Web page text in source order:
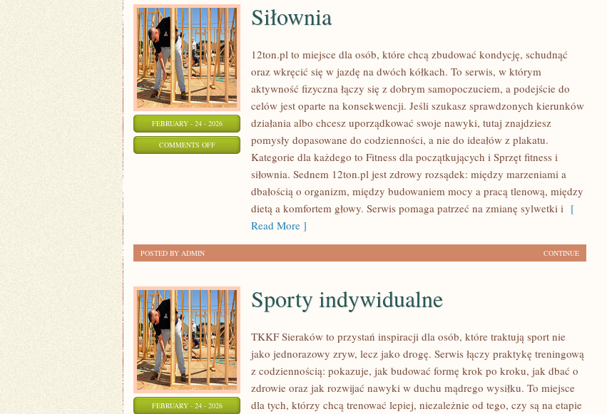
FEBRUARY - 24 - 2026
COMMENTS OFFON
Siłownia
12ton.pl to miejsce dla osób, które chcą zbudować kondycję, schudnąć
oraz wkręcić się w jazdę na dwóch kółkach. To serwis, w którym
aktywność fizyczna łączy się z dobrym samopoczuciem, a podejście do
celów jest oparte na konsekwencji. Jeśli szukasz sprawdzonych kierunków
działania albo chcesz uporządkować swoje nawyki, tutaj znajdziesz
pomysły dopasowane do codzienności, a nie do ideałów z plakatu.
Kategorie dla każdego to Fitness dla początkujących i Sprzęt fitness i
siłownia. Sednem 12ton.pl jest zdrowy rozsądek: między marzeniami a
dbałością o organizm, między budowaniem mocy a pracą tlenową, między
dietą a komfortem głowy. Serwis pomaga patrzeć na zmianę sylwetki i [
Read More ]
CONTINUE
POSTED BY ADMIN
FEBRUARY - 24 - 2026
Sporty indywidualne
TKKF Sieraków to przystań inspiracji dla osób, które traktują sport nie
jako jednorazowy zryw, lecz jako drogę. Serwis łączy praktykę treningową
z codziennością: pokazuje, jak budować formę krok po kroku, jak dbać o
zdrowie oraz jak rozwijać nawyki w duchu mądrego wysiłku. To miejsce
dla tych, którzy chcą trenować lepiej, niezależnie od tego, czy są na etapie